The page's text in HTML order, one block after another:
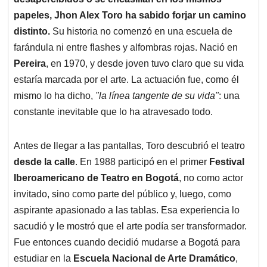
p
p
o
k
I
n
s
papeles, Jhon Alex Toro ha sabido forjar un camino
distinto. Su historia no comenzó en una escuela de
farándula ni entre flashes y alfombras rojas. Nació en
Pereira, en 1970, y desde joven tuvo claro que su vida
estaría marcada por el arte. La actuación fue, como él
mismo lo ha dicho, "la línea tangente de su vida": una
constante inevitable que lo ha atravesado todo.
Antes de llegar a las pantallas, Toro descubrió el teatro
desde la calle. En 1988 participó en el primer Festival
Iberoamericano de Teatro en Bogotá, no como actor
invitado, sino como parte del público y, luego, como
aspirante apasionado a las tablas. Esa experiencia lo
sacudió y le mostró que el arte podía ser transformador.
Fue entonces cuando decidió mudarse a Bogotá para
estudiar en la Escuela Nacional de Arte Dramático,